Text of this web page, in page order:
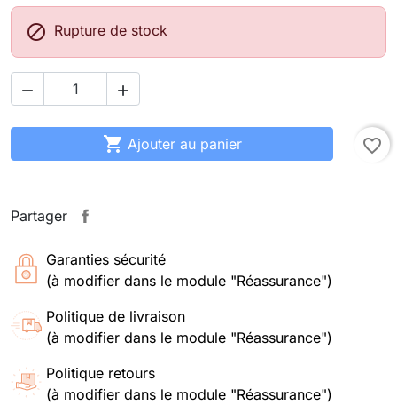
 Rupture de stock
 
 Ajouter au panier favorite_border
Partager
Garanties sécurité
(à modifier dans le module "Réassurance")
Politique de livraison
(à modifier dans le module "Réassurance")
Politique retours
(à modifier dans le module "Réassurance")